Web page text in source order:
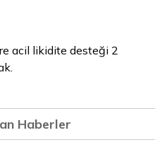
acil likidite desteği 2
Haberler